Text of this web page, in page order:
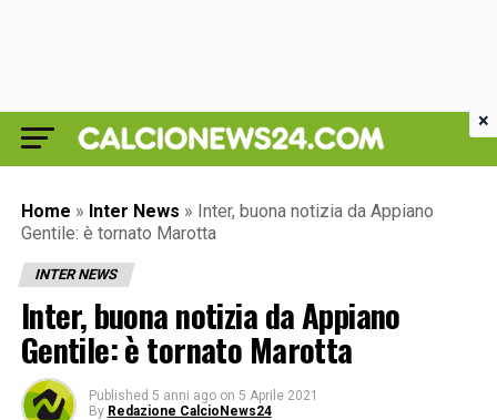
Home » Inter News » Inter, buona notizia da Appiano
Gentile: è tornato Marotta
INTER NEWS
Inter, buona notizia da Appiano
Gentile: è tornato Marotta
Published 5 anni ago on 5 Aprile 2021
By Redazione CalcioNews24
×